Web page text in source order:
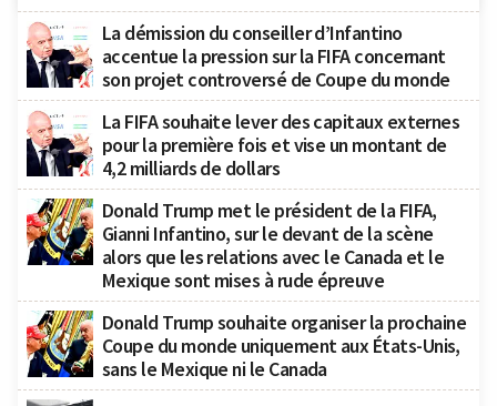
La démission du conseiller d’Infantino
accentue la pression sur la FIFA concernant
son projet controversé de Coupe du monde
La FIFA souhaite lever des capitaux externes
pour la première fois et vise un montant de
4,2 milliards de dollars
Donald Trump met le président de la FIFA,
Gianni Infantino, sur le devant de la scène
alors que les relations avec le Canada et le
Mexique sont mises à rude épreuve
Donald Trump souhaite organiser la prochaine
Coupe du monde uniquement aux États-Unis,
sans le Mexique ni le Canada